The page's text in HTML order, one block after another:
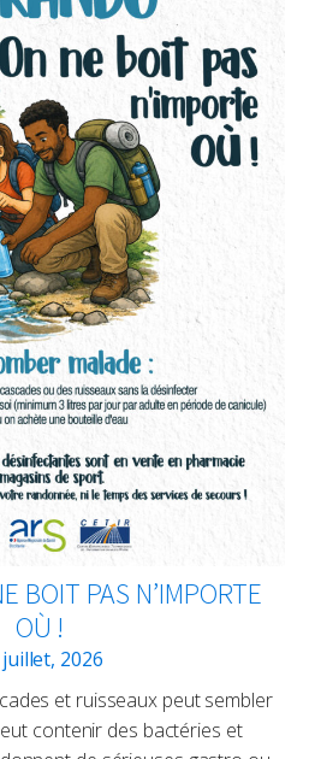
BOIT PAS N’IMPORTE
OÙ !
2026
et ruisseaux peut sembler
contenir des bactéries et